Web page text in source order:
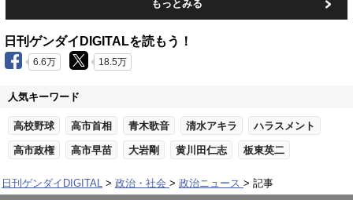
もっとみる
日刊ゲンダイDIGITALを読もう！
6.6万 18.5万
人気キーワード
高校野球 高市首相 青木歌音 清水アキラ ハラスメント
高市政権 高市早苗 大岩剛 黄川田仁志 板東英二
日刊ゲンダイDIGITAL 政治・社会 政治ニュース 記事